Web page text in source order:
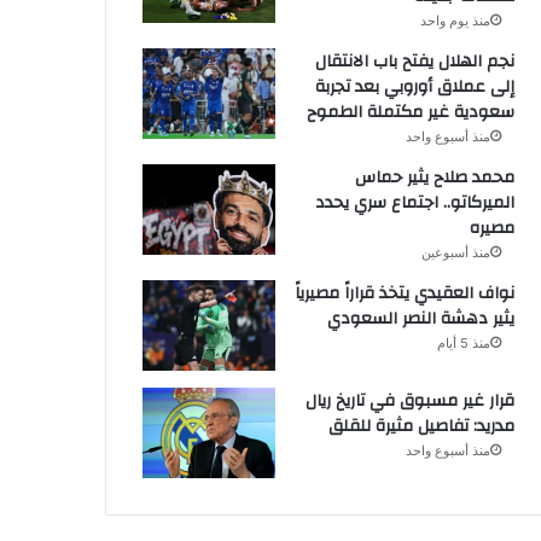
منذ يوم واحد
نجم الهلال يفتح باب الانتقال
إلى عملاق أوروبي بعد تجربة
سعودية غير مكتملة الطموح
منذ أسبوع واحد
محمد صلاح يثير حماس
الميركاتو.. اجتماع سري يحدد
مصيره
منذ أسبوعين
نواف العقيدي يتخذ قراراً مصيرياً
يثير دهشة النصر السعودي
منذ 5 أيام
قرار غير مسبوق في تاريخ ريال
مدريد: تفاصيل مثيرة للقلق
منذ أسبوع واحد